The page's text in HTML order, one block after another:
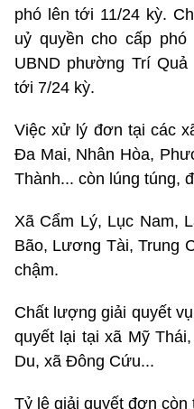
phó lên tới 11/24 kỳ.
uỷ quyền cho cấp
UBND phường Trí
tới 7/24 kỳ.
Việc xử lý đơn tại các
Đa Mai, Nhân Hòa,
Thành... còn lúng túng,
Xã Cẩm Lý, Lục Nam,
Bão, Lương Tài, Trung
chậm.
Chất lượng giải quyết
quyết lại tại xã Mỹ
Du, xã Đông Cứu...
Tỷ lệ giải quyết đơn